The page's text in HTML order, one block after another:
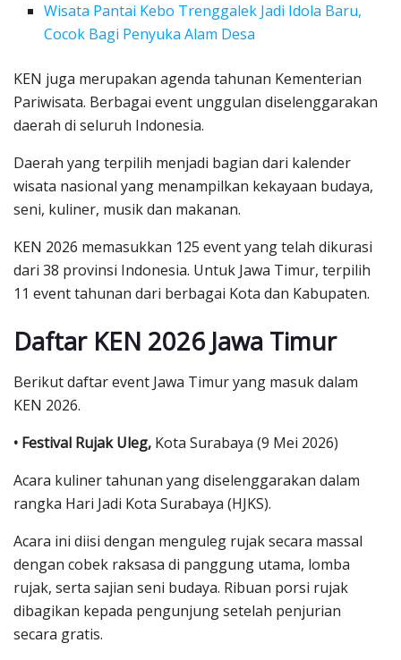
Wisata Pantai Kebo Trenggalek Jadi Idola Baru,
Cocok Bagi Penyuka Alam Desa
KEN juga merupakan agenda tahunan Kementerian
Pariwisata. Berbagai event unggulan diselenggarakan
daerah di seluruh Indonesia.
Daerah yang terpilih menjadi bagian dari kalender
wisata nasional yang menampilkan kekayaan budaya,
seni, kuliner, musik dan makanan.
KEN 2026 memasukkan 125 event yang telah dikurasi
dari 38 provinsi Indonesia. Untuk Jawa Timur, terpilih
11 event tahunan dari berbagai Kota dan Kabupaten.
Daftar KEN 2026 Jawa Timur
Berikut daftar event Jawa Timur yang masuk dalam
KEN 2026.
• Festival Rujak Uleg, Kota Surabaya (9 Mei 2026)
Acara kuliner tahunan yang diselenggarakan dalam
rangka Hari Jadi Kota Surabaya (HJKS).
Acara ini diisi dengan menguleg rujak secara massal
dengan cobek raksasa di panggung utama, lomba
rujak, serta sajian seni budaya. Ribuan porsi rujak
dibagikan kepada pengunjung setelah penjurian
secara gratis.